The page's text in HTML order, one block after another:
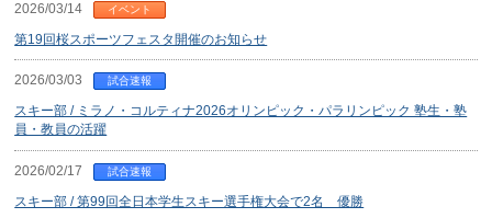
2026/03/14 イベント
第19回桜スポーツフェスタ開催のお知らせ
2026/03/03 試合速報
スキー部 / ミラノ・コルティナ2026オリンピック・パラリンピック 塾生・塾
員・教員の活躍
2026/02/17 試合速報
スキー部 / 第99回全日本学生スキー選手権大会で2名 優勝